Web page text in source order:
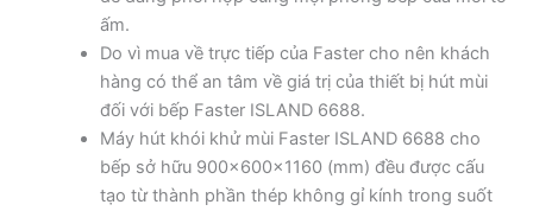
ấm.
Do vì mua về trực tiếp của Faster cho nên khách
hàng có thể an tâm về giá trị của thiết bị hút mùi
đối với bếp Faster ISLAND 6688.
Máy hút khói khử mùi Faster ISLAND 6688 cho
bếp sở hữu 900x600x1160 (mm) đều được cấu
tạo từ thành phần thép không gỉ kính trong suốt